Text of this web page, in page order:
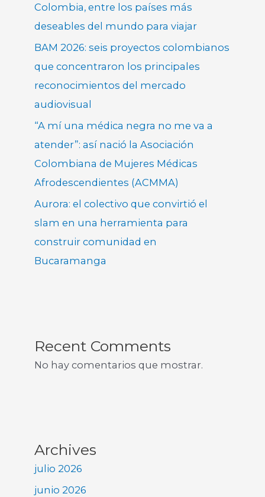
Colombia, entre los países más
deseables del mundo para viajar
BAM 2026: seis proyectos colombianos
que concentraron los principales
reconocimientos del mercado
audiovisual
“A mí una médica negra no me va a
atender”: así nació la Asociación
Colombiana de Mujeres Médicas
Afrodescendientes (ACMMA)
Aurora: el colectivo que convirtió el
slam en una herramienta para
construir comunidad en
Bucaramanga
Recent Comments
No hay comentarios que mostrar.
Archives
julio 2026
junio 2026